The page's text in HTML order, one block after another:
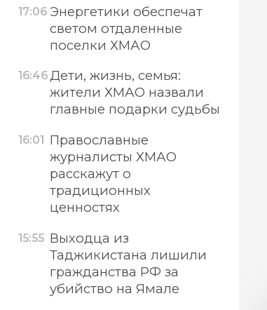
о
17:06 Энергетики обеспечат
светом отдаленные
поселки ХМАО
16:46Дети, жизнь, семья:
жители ХМАО назвали
главные подарки судьбы
16:01 Православные
журналисты ХМАО
расскажут о
традиционных
ценностях
15:55 Выходца из
Таджикистана лишили
гражданства РФ за
убийство на Ямале